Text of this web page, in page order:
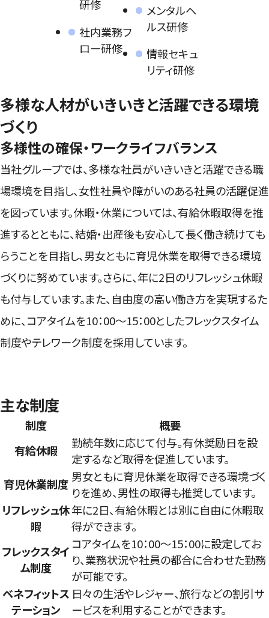
研修
社内業務フ
ロー研修
メンタルヘ
ルス研修
情報セキュ
リティ研修
多様な人材がいきいきと活躍できる環境
づくり
多様性の確保・ワークライフバランス
当社グループでは、多様な社員がいきいきと活躍できる職
場環境を目指し、女性社員や障がいのある社員の活躍促進
を図っています。休暇・休業については、有給休暇取得を推
進するとともに、結婚・出産後も安心して長く働き続けても
らうことを目指し、男女ともに育児休業を取得できる環境
づくりに努めています。さらに、年に2日のリフレッシュ休暇
も付与しています。また、自由度の高い働き方を実現するた
めに、コアタイムを10：00～15：00としたフレックスタイム
制度やテレワーク制度を採用しています。
主な制度
制度
概要
有給休暇
勤続年数に応じて付与。有休奨励日を設
定するなど取得を促進しています。
育児休業制度 男女ともに育児休業を取得できる環境づく
りを進め、男性の取得も推奨しています。
リフレッシュ休
暇
年に2日、有給休暇とは別に自由に休暇取
得ができます。
フレックスタイ
ム制度
コアタイムを10：00～15：00に設定してお
り、業務状況や社員の都合に合わせた勤務
が可能です。
ベネフィットス
テーション
日々の生活やレジャー、旅行などの割引サ
ービスを利用することができます。